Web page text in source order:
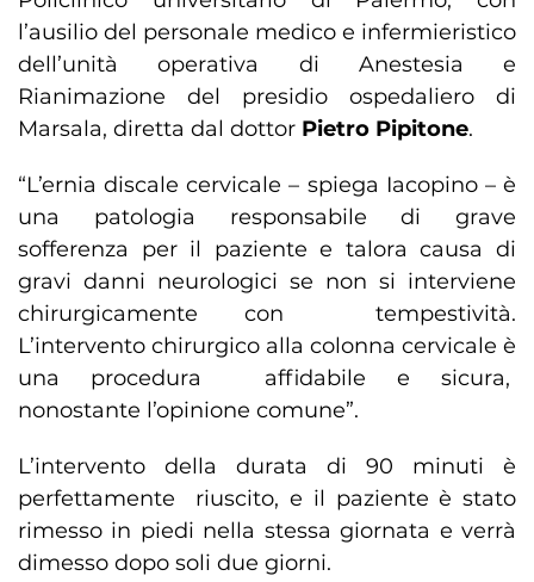
l’ausilio del personale medico e infermieristico
dell’unità operativa di Anestesia e
Rianimazione del presidio ospedaliero di
Marsala, diretta dal dottor Pietro Pipitone.
“L’ernia discale cervicale – spiega Iacopino – è
una patologia responsabile di grave
sofferenza per il paziente e talora causa di
gravi danni neurologici se non si interviene
chirurgicamente con tempestività.
L’intervento chirurgico alla colonna cervicale è
una procedura affidabile e sicura,
nonostante l’opinione comune”.
L’intervento della durata di 90 minuti è
perfettamente riuscito, e il paziente è stato
rimesso in piedi nella stessa giornata e verrà
dimesso dopo soli due giorni.